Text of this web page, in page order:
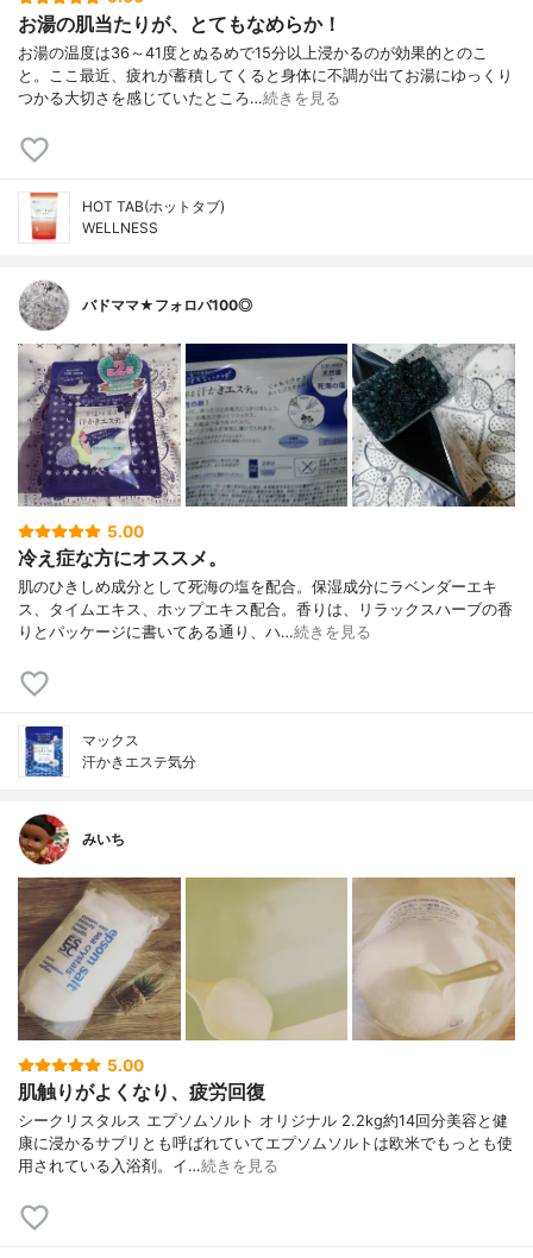
お湯の肌当たりが、とてもなめらか！
お湯の温度は36～41度とぬるめで15分以上浸かるのが効果的とのこ
と。ここ最近、疲れが蓄積してくると身体に不調が出てお湯にゆっくり
つかる大切さを感じていたところ…続きを見る
HOT TAB(ホットタブ)
WELLNESS
バドママ★フォロバ100◎
5.00
冷え症な方にオススメ。
肌のひきしめ成分として死海の塩を配合。保湿成分にラベンダーエキ
ス、タイムエキス、ホップエキス配合。香りは、リラックスハーブの香
りとパッケージに書いてある通り、ハ…続きを見る
マックス
汗かきエステ気分
みいち
5.00
肌触りがよくなり、疲労回復
シークリスタルス エプソムソルト オリジナル 2.2kg約14回分美容と健
康に浸かるサプリとも呼ばれていてエプソムソルトは欧米でもっとも使
用されている入浴剤。イ…続きを見る